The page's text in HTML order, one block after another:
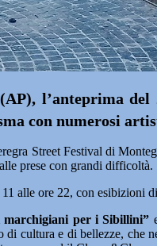
l’anteprima
con numerosi
Street Festival di
prese con grandi difficoltà.
alle ore 22, con
per i Sibillini”
cultura e di bellezze,